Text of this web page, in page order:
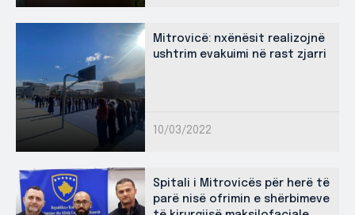
Mitrovicë: nxënësit realizojnë
ushtrim evakuimi në rast zjarri
10/03/2022
Spitali i Mitrovicës për herë të
parë nisë ofrimin e shërbimeve